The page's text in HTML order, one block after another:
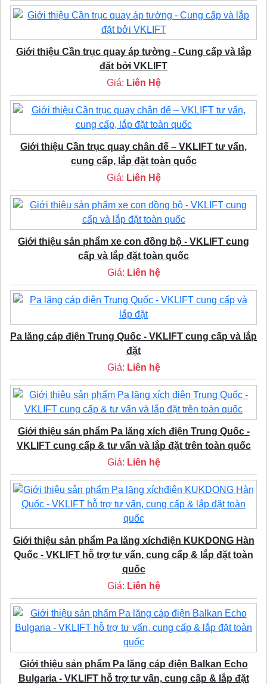
Giới thiệu Cần trục quay áp tường - Cung cấp và lắp
đặt bởi VKLIFT
Giá: Liên Hệ
Giới thiệu Cần trục quay chân đế – VKLIFT tư vấn,
cung cấp, lắp đặt toàn quốc
Giá: Liên Hệ
Giới thiệu sản phẩm xe con đồng bộ - VKLIFT cung
cấp và lắp đặt toàn quốc
Giá: Liên hệ
Pa lăng cáp điện Trung Quốc - VKLIFT cung cấp và lắp
đặt
Giá: Liên hệ
Giới thiệu sản phẩm Pa lăng xích điện Trung Quốc -
VKLIFT cung cấp & tư vấn và lắp đặt trên toàn quốc
Giá: Liên hệ
Giới thiệu sản phẩm Pa lăng xíchđiện KUKDONG Hàn
Quốc - VKLIFT hỗ trợ tư vấn, cung cấp & lắp đặt toàn
quốc
Giá: Liên hệ
Giới thiệu sản phẩm Pa lăng cáp điện Balkan Echo
Bulgaria - VKLIFT hỗ trợ tư vấn, cung cấp & lắp đặt